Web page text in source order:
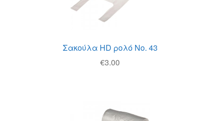
Σακούλα HD ρολό Νο. 43
€3.00